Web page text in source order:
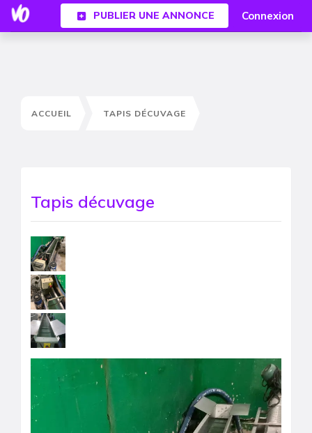
PUBLIER UNE ANNONCE Connexion
ACCUEIL TAPIS DÉCUVAGE
Tapis décuvage